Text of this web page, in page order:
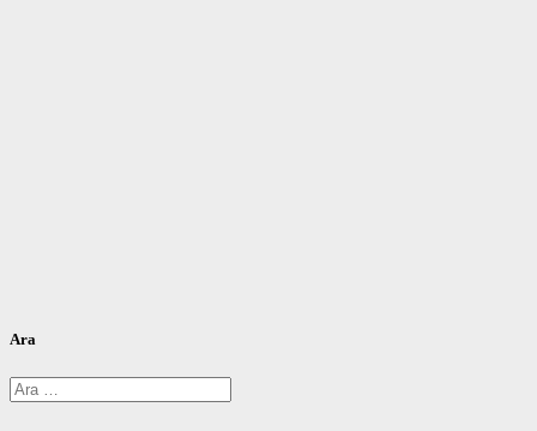
Ara
Arama: